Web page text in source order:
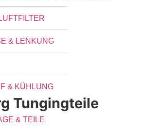
& LENKUNG
& KÜHLUNG
Tungingteile
& TEILE